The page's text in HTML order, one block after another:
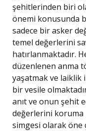
şehitlerinden biri
önemi konusunda
sadece bir asker
temel değerlerini
hatırlanmaktadır.
düzenlenen anma
yaşatmak ve laiklik
bir vesile
anıt ve onun şehit
değerlerini koruma
simgesi olarak öne